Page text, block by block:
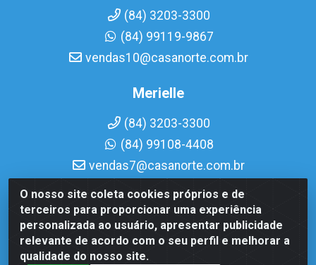
O nosso site coleta cookies próprios e de
terceiros para proporcionar uma experiência
personalizada ao usuário, apresentar publicidade
relevante de acordo com o seu perfil e melhorar a
qualidade do nosso site.
(84) 3203-3300
(84) 99119-9867
vendas10@casanorte.com.br
Merielle
(84) 3203-3300
(84) 99108-4408
vendas7@casanorte.com.br
Casa Norte LTDA - Av. Interventor Mário Câmara, 1815 -
Dix-Sept Rosado, Natal/RN - CEP 59054-600 - CNPJ
08.713.513/0001-51